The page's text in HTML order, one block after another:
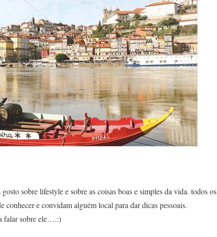
sobre lifestyle e sobre as coisas boas e simples da vida. todos os
conhecer e convidam alguém local para dar dicas pessoais.
falar sobre ele….:)